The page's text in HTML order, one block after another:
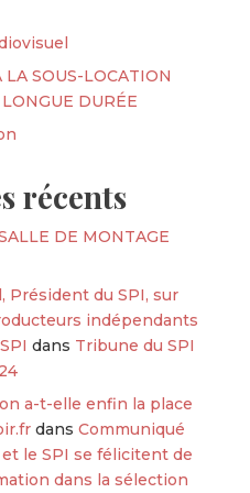
SOUS-LOCATION
DURÉE
récents
DE MONTAGE
Président du SPI, sur
indépendants
dans Tribune du SPI
a-t-elle enfin la place
dans Communiqué
le SPI se félicitent de
dans la sélection